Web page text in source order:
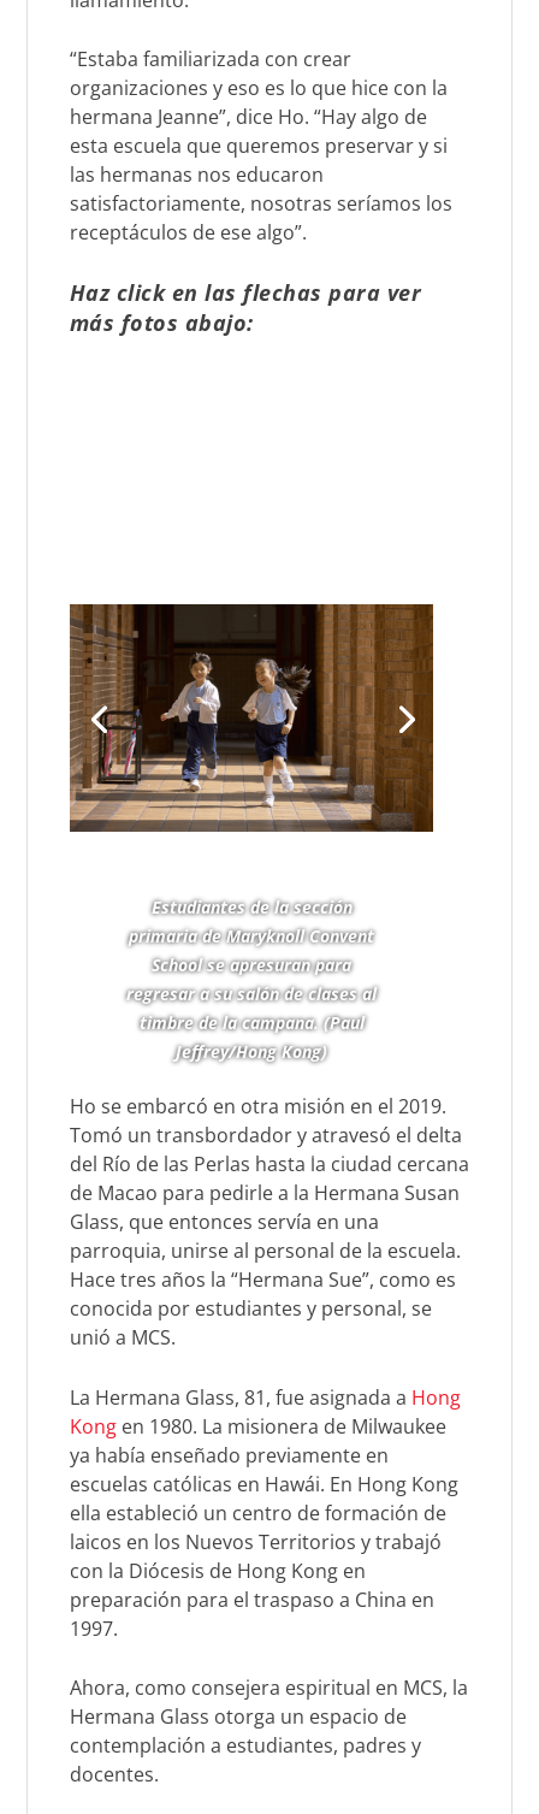
“Estaba familiarizada con crear
organizaciones y eso es lo que hice con la
hermana Jeanne”, dice Ho. “Hay algo de
esta escuela que queremos preservar y si
las hermanas nos educaron
satisfactoriamente, nosotras seríamos los
receptáculos de ese algo”.
Haz click en las flechas para ver
más fotos abajo:
De izq. a dcha.: Ada Chan,
directora de la sección primaria;
Meimei Chan, directora de la
sección secundaria; Ophelia
Ngan, supervisora de la sección
secundaria; y las Hermanas
Marilu Limgenco y Susan Glass
asisten a Misa en Maryknoll
Convent School. (Paul
Jeffrey/Hong Kong)
Ho se embarcó en otra misión en el 2019.
Tomó un transbordador y atravesó el delta
del Río de las Perlas hasta la ciudad cercana
de Macao para pedirle a la Hermana Susan
Glass, que entonces servía en una
parroquia, unirse al personal de la escuela.
Hace tres años la “Hermana Sue”, como es
conocida por estudiantes y personal, se
unió a MCS.
La Hermana Glass, 81, fue asignada a Hong
Kongen 1980. La misionera de Milwaukee
ya había enseñado previamente en
escuelas católicas en Hawái. En Hong Kong
ella estableció un centro de formación de
laicos en los Nuevos Territorios y trabajó
con la Diócesis de Hong Kong en
preparación para el traspaso a China en
1997.
Ahora, como consejera espiritual en MCS, la
Hermana Glass otorga un espacio de
contemplación a estudiantes, padres y
docentes.